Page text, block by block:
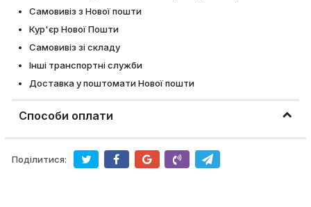
Самовивіз з Нової пошти
Кур'єр Нової Пошти
Самовивіз зі складу
Інші транспортні служби
Доставка у поштомати Нової пошти
Способи оплати
Поділитися: